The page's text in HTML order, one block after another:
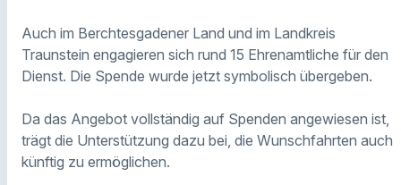
Auch im Berchtesgadener Land und im Landkreis
Traunstein engagieren sich rund 15 Ehrenamtliche für den
Dienst. Die Spende wurde jetzt symbolisch übergeben.
Da das Angebot vollständig auf Spenden angewiesen ist,
trägt die Unterstützung dazu bei, die Wunschfahrten auch
künftig zu ermöglichen.